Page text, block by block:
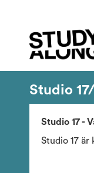
Studio
Studio 17 -
Studio 17 är